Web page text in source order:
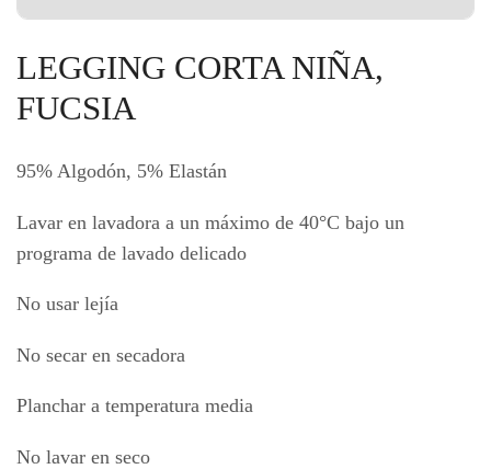
LEGGING CORTA NIÑA,
FUCSIA
95% Algodón, 5% Elastán
Lavar en lavadora a un máximo de 40°C bajo un
programa de lavado delicado
No usar lejía
No secar en secadora
Planchar a temperatura media
No lavar en seco